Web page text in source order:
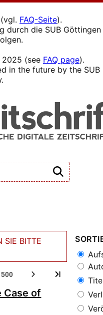
FAQ-Seite).
die SUB
2025 (see FAQ page).
in the future by the
SIE BITTE
500
Case of